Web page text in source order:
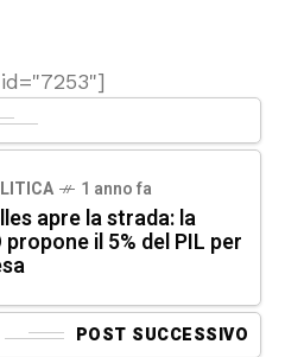
1 anno fa
apre la strada: la
propone il 5% del PIL per
POST SUCCESSIVO